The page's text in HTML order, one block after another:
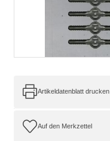
Artikeldatenblatt drucken